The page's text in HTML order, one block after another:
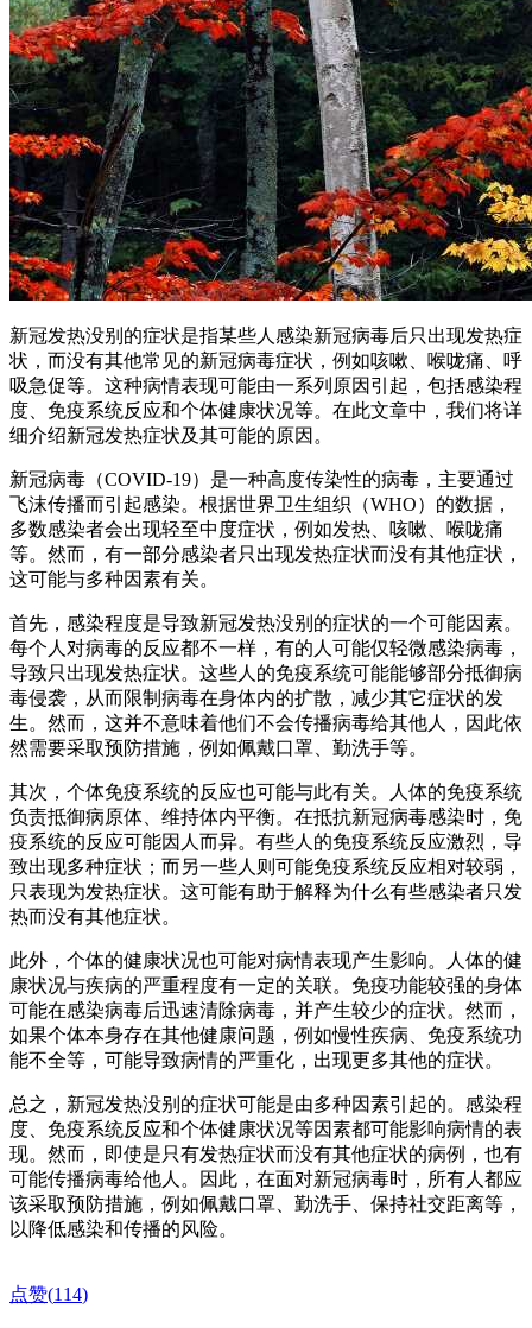
新冠发热没别的症状是指某些人感染新冠病毒后只出现发热症
状，而没有其他常见的新冠病毒症状，例如咳嗽、喉咙痛、呼
吸急促等。这种病情表现可能由一系列原因引起，包括感染程
度、免疫系统反应和个体健康状况等。在此文章中，我们将详
细介绍新冠发热症状及其可能的原因。
新冠病毒（COVID-19）是一种高度传染性的病毒，主要通过
飞沫传播而引起感染。根据世界卫生组织（WHO）的数据，
多数感染者会出现轻至中度症状，例如发热、咳嗽、喉咙痛
等。然而，有一部分感染者只出现发热症状而没有其他症状，
这可能与多种因素有关。
首先，感染程度是导致新冠发热没别的症状的一个可能因素。
每个人对病毒的反应都不一样，有的人可能仅轻微感染病毒，
导致只出现发热症状。这些人的免疫系统可能能够部分抵御病
毒侵袭，从而限制病毒在身体内的扩散，减少其它症状的发
生。然而，这并不意味着他们不会传播病毒给其他人，因此依
然需要采取预防措施，例如佩戴口罩、勤洗手等。
其次，个体免疫系统的反应也可能与此有关。人体的免疫系统
负责抵御病原体、维持体内平衡。在抵抗新冠病毒感染时，免
疫系统的反应可能因人而异。有些人的免疫系统反应激烈，导
致出现多种症状；而另一些人则可能免疫系统反应相对较弱，
只表现为发热症状。这可能有助于解释为什么有些感染者只发
热而没有其他症状。
此外，个体的健康状况也可能对病情表现产生影响。人体的健
康状况与疾病的严重程度有一定的关联。免疫功能较强的身体
可能在感染病毒后迅速清除病毒，并产生较少的症状。然而，
如果个体本身存在其他健康问题，例如慢性疾病、免疫系统功
能不全等，可能导致病情的严重化，出现更多其他的症状。
总之，新冠发热没别的症状可能是由多种因素引起的。感染程
度、免疫系统反应和个体健康状况等因素都可能影响病情的表
现。然而，即使是只有发热症状而没有其他症状的病例，也有
可能传播病毒给他人。因此，在面对新冠病毒时，所有人都应
该采取预防措施，例如佩戴口罩、勤洗手、保持社交距离等，
以降低感染和传播的风险。
点赞(114)